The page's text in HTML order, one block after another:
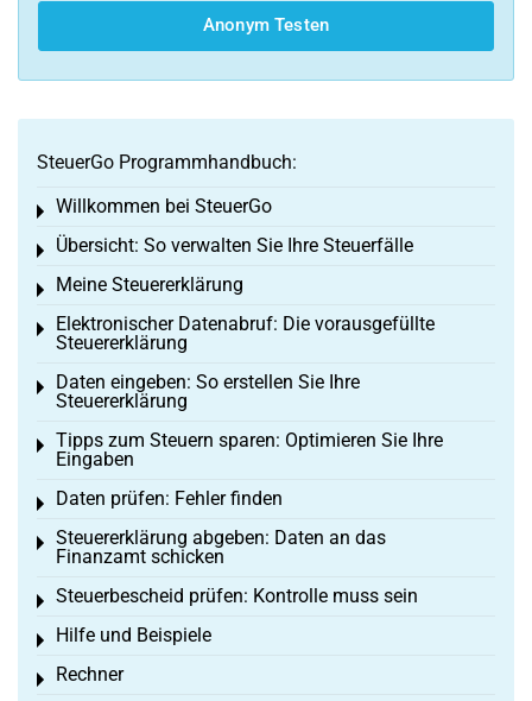
Anonym Testen
SteuerGo Programmhandbuch:
Willkommen bei SteuerGo
Toggle menu
Übersicht: So verwalten Sie Ihre Steuerfälle
Toggle menu
Meine Steuererklärung
Toggle menu
Elektronischer Datenabruf: Die vorausgefüllte
Steuererklärung
Toggle menu
Daten eingeben: So erstellen Sie Ihre
Steuererklärung
Toggle menu
Tipps zum Steuern sparen: Optimieren Sie Ihre
Eingaben
Toggle menu
Daten prüfen: Fehler finden
Toggle menu
Steuererklärung abgeben: Daten an das
Finanzamt schicken
Toggle menu
Steuerbescheid prüfen: Kontrolle muss sein
Toggle menu
Hilfe und Beispiele
Toggle menu
Rechner
Toggle menu